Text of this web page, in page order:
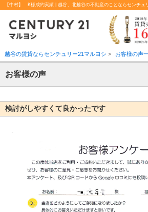
【中村】 K様成約実績 | 越谷、北越谷の不動産のことならセンチュ
越谷の賃貸ならセンチュリー21マルヨシ > お客様の声
お客様の声
検討がしやすくて良かったです